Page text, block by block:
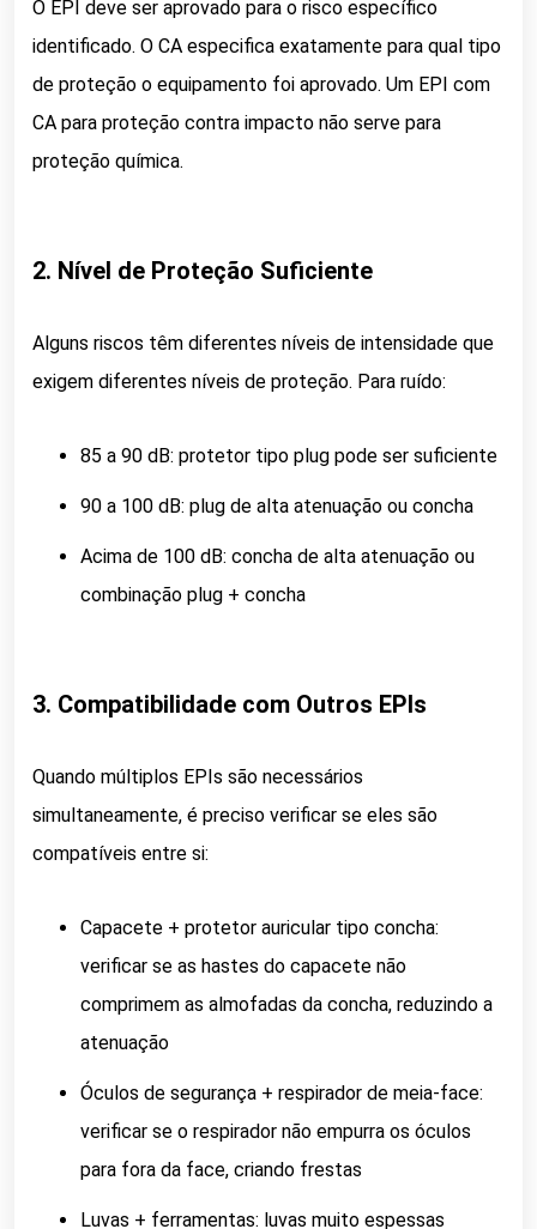
O EPI deve ser aprovado para o risco específico
identificado. O CA especifica exatamente para qual tipo
de proteção o equipamento foi aprovado. Um EPI com
CA para proteção contra impacto não serve para
proteção química.
2. Nível de Proteção Suficiente
Alguns riscos têm diferentes níveis de intensidade que
exigem diferentes níveis de proteção. Para ruído:
85 a 90 dB: protetor tipo plug pode ser suficiente
90 a 100 dB: plug de alta atenuação ou concha
Acima de 100 dB: concha de alta atenuação ou
combinação plug + concha
3. Compatibilidade com Outros EPIs
Quando múltiplos EPIs são necessários
simultaneamente, é preciso verificar se eles são
compatíveis entre si:
Capacete + protetor auricular tipo concha:
verificar se as hastes do capacete não
comprimem as almofadas da concha, reduzindo a
atenuação
Óculos de segurança + respirador de meia-face:
verificar se o respirador não empurra os óculos
para fora da face, criando frestas
Luvas + ferramentas: luvas muito espessas